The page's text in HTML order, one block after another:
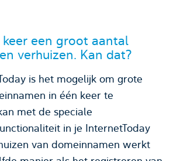
een groot aantal
verhuizen. Kan dat?
is het mogelijk om grote
in één keer te
in je InternetToday
werkt